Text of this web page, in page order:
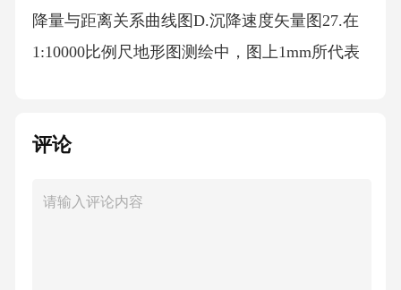
降量与距离关系曲线图D.沉降速度矢量图27.在
1:10000比例尺地形图测绘中，图上1mm所代表
差B.视准轴误差C.对中误差D.读数估读误差29.
数据统一到同一坐标系下的过程称为（）。A.
评论